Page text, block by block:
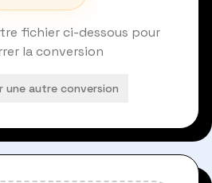
fichier ci-dessous pour
la conversion
une autre conversion